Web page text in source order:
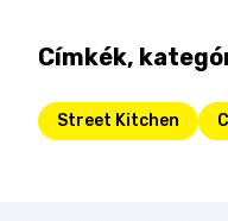
Címkék,
Street Kitchen